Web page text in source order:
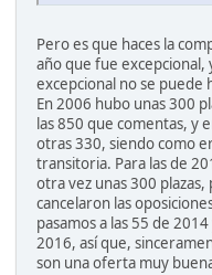
Pero es que haces la
año que fue excepcional,
excepcional no se puede
En 2006 hubo unas 300
las 850 que comentas, y
otras 330, siendo como
transitoria. Para las de
otra vez unas 300 plazas,
cancelaron las
pasamos a las 55 de
2016, así que,
son una oferta muy